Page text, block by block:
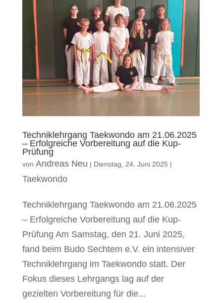
Techniklehrgang Taekwondo am 21.06.2025
– Erfolgreiche Vorbereitung auf die Kup-
Prüfung
von Andreas Neu | Dienstag, 24. Juni 2025 |
Taekwondo
Techniklehrgang Taekwondo am 21.06.2025
– Erfolgreiche Vorbereitung auf die Kup-
Prüfung Am Samstag, den 21. Juni 2025,
fand beim Budo Sechtem e.V. ein intensiver
Techniklehrgang im Taekwondo statt. Der
Fokus dieses Lehrgangs lag auf der
gezielten Vorbereitung für die...